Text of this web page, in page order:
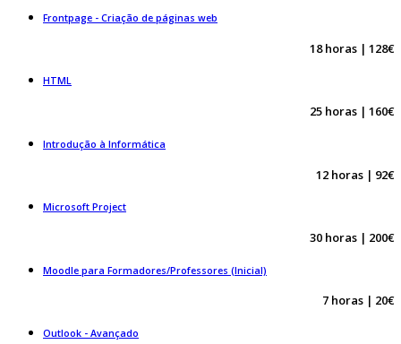
Frontpage - Criação de páginas web
18 horas | 128€
HTML
25 horas | 160€
Introdução à Informática
12 horas | 92€
Microsoft Project
30 horas | 200€
Moodle para Formadores/Professores (Inicial)
7 horas | 20€
Outlook - Avançado